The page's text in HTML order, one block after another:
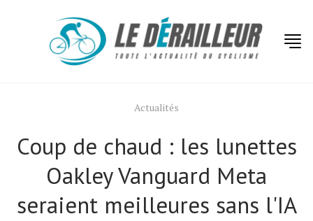
Actualités
Coup de chaud : les lunettes
Oakley Vanguard Meta
seraient meilleures sans l'IA